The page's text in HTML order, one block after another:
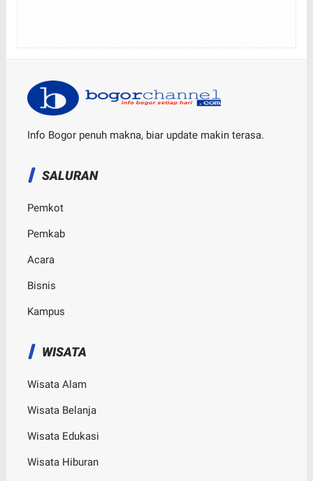
Info Bogor penuh makna, biar update makin terasa.
SALURAN
Pemkot
Pemkab
Acara
Bisnis
Kampus
WISATA
Wisata Alam
Wisata Belanja
Wisata Edukasi
Wisata Hiburan